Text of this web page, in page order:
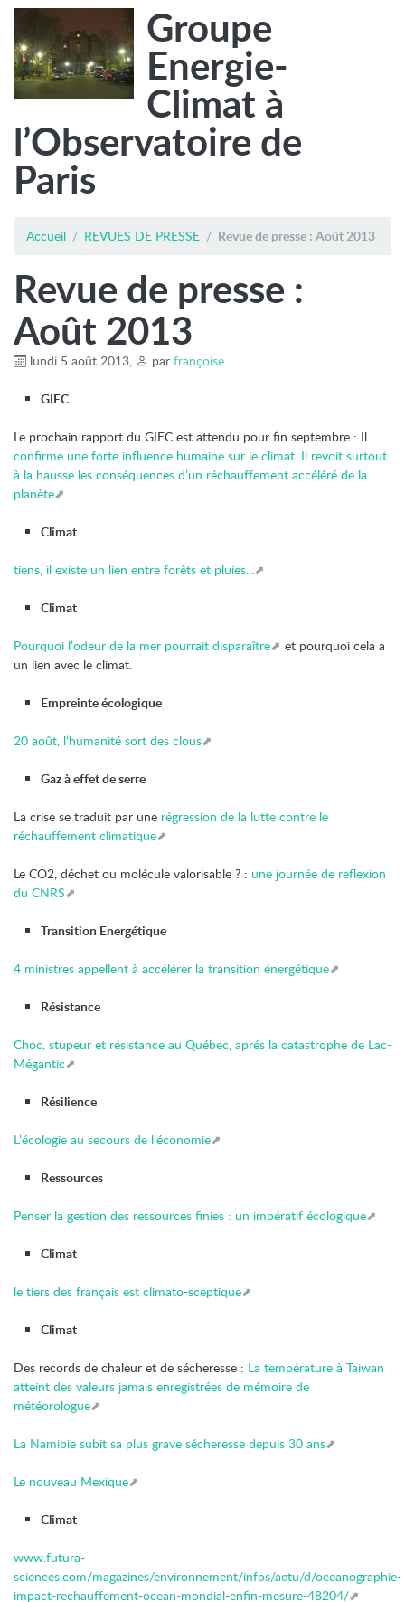
Groupe
Energie-
Climat à
l’Observatoire de
Paris
Accueil REVUES DE PRESSE Revue de presse : Août 2013
Revue de presse :
Août 2013
lundi 5 août 2013 par françoise
GIEC
Le prochain rapport du GIEC est attendu pour fin septembre : Il
confirme une forte influence humaine sur le climat. Il revoit surtout
à la hausse les conséquences d’un réchauffement accéléré de la
planète
Climat
tiens, il existe un lien entre forêts et pluies...
Climat
Pourquoi l’odeur de la mer pourrait disparaître
et pourquoi cela a
un lien avec le climat.
Empreinte écologique
20 août, l’humanité sort des clous
Gaz à effet de serre
La crise se traduit par une régression de la lutte contre le
réchauffement climatique
Le CO2, déchet ou molécule valorisable ? : une journée de reflexion
du CNRS
Transition Energétique
4 ministres appellent à accélérer la transition énergétique
Résistance
Choc, stupeur et résistance au Québec, aprés la catastrophe de Lac-
Mégantic
Résilience
L’écologie au secours de l’économie
Ressources
Penser la gestion des ressources finies : un impératif écologique
Climat
le tiers des français est climato-sceptique
Climat
Des records de chaleur et de sécheresse : La température à Taiwan
atteint des valeurs jamais enregistrées de mémoire de
météorologue
La Namibie subit sa plus grave sécheresse depuis 30 ans
Le nouveau Mexique
Climat
www.futura-
sciences.com/magazines/environnement/infos/actu/d/oceanographie-
impact-rechauffement-ocean-mondial-enfin-mesure-48204/